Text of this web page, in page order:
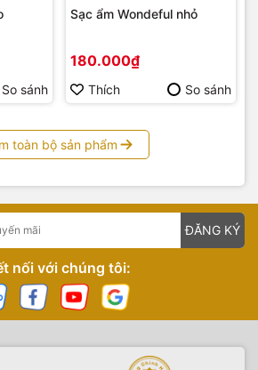
So sánh
Sạc ẩm Wondeful nhỏ
180.000₫
Thích So sánh
toàn bộ sản phẩm
ĐĂNG KÝ
nối với chúng tôi: